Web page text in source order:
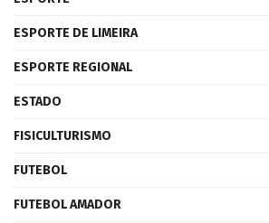
ESPORTE DE LIMEIRA
ESPORTE REGIONAL
ESTADO
FISICULTURISMO
FUTEBOL
FUTEBOL AMADOR